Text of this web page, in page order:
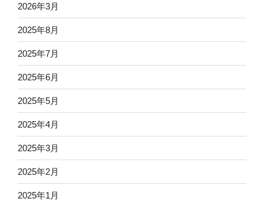
2026年3月
2025年8月
2025年7月
2025年6月
2025年5月
2025年4月
2025年3月
2025年2月
2025年1月